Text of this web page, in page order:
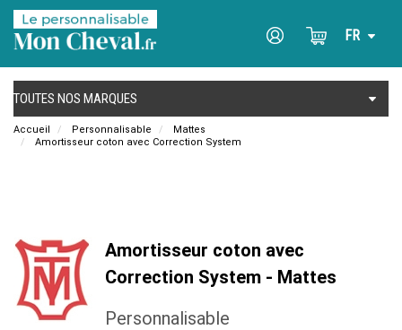
Accueil Personnalisable
Mattes
Amortisseur coton avec Correction System
Amortisseur coton avec
Correction System - Mattes
Personnalisable